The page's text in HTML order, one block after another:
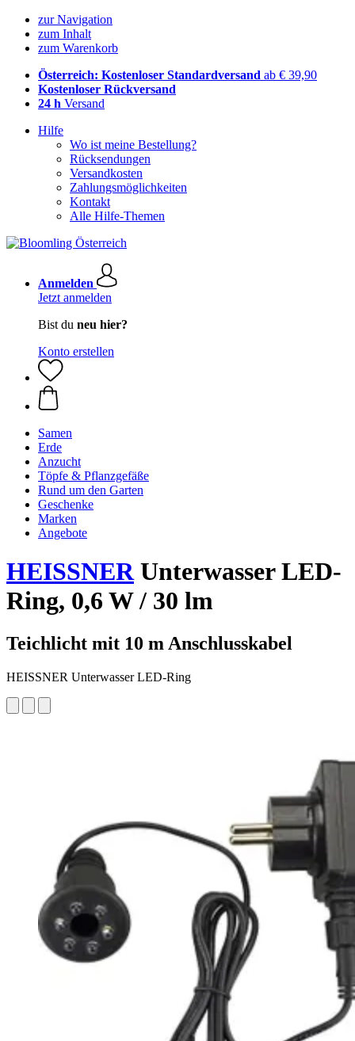
zur Navigation
zum Inhalt
zum Warenkorb
Österreich: Kostenloser Standardversand ab € 39,90
Kostenloser Rückversand
24 h Versand
Hilfe
Wo ist meine Bestellung?
Rücksendungen
Versandkosten
Zahlungsmöglichkeiten
Kontakt
Alle Hilfe-Themen
Anmelden
Jetzt anmelden
Bist du neu hier?
Konto erstellen
Samen
Erde
Anzucht
Töpfe & Pflanzgefäße
Rund um den Garten
Geschenke
Marken
Angebote
HEISSNERUnterwasser LED-
Ring, 0,6 W / 30 lm
Teichlicht mit 10 m Anschlusskabel
HEISSNER Unterwasser LED-Ring